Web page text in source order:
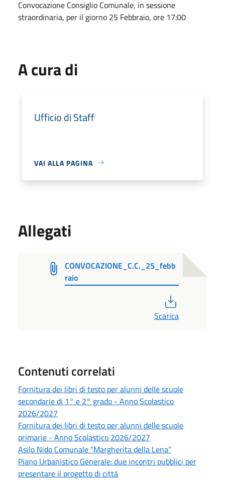
Convocazione Consiglio Comunale, in sessione
straordinaria, per il giorno 25 Febbraio, ore 17:00
A cura di
Ufficio di Staff
VAI ALLA PAGINA
Allegati
CONVOCAZIONE_C.C._25_febb
raio
Scarica
Contenuti correlati
Fornitura dei libri di testo per alunni delle scuole
secondarie di 1° e 2° grado - Anno Scolastico
2026/2027
Fornitura dei libri di testo per alunni delle scuole
primarie - Anno Scolastico 2026/2027
Asilo Nido Comunale “Margherita della Lena”
Piano Urbanistico Generale: due incontri pubblici per
presentare il progetto di città